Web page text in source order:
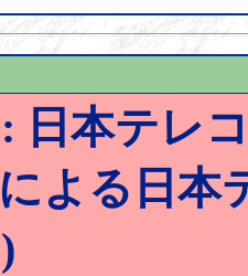
日本テレ
よる日本